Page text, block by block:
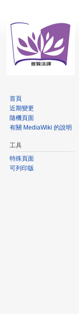
首頁
近期變更
隨機頁面
有關 MediaWiki 的說明
工具
特殊頁面
可列印版